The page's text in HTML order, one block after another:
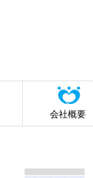
会社概要